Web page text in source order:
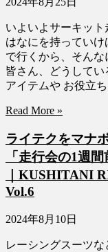
いよいよサーキッ
はなにを持ってい
で行くから、そん
皆さん、どうして
アイテムや お役立
Read More »
ライテクをマナ
「走行会の1週
｜KUSHITANI
Vol.6
2024年8月10日
レーシングスーツ